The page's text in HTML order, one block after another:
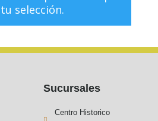
selección.
Sucursales
Centro Historico